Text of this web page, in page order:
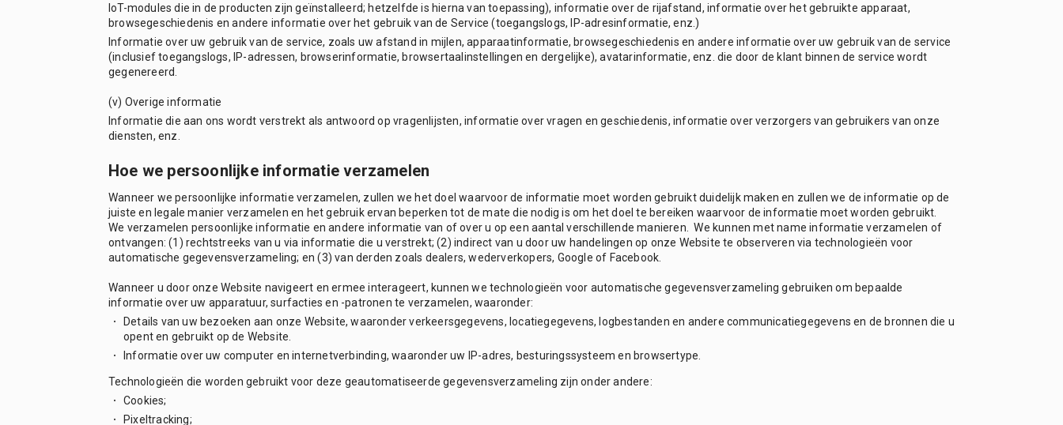
IoT-modules die in de producten zijn geïnstalleerd; hetzelfde is hierna van toepassing), informatie over de rijafstand, informatie over het gebruikte apparaat,
browsegeschiedenis en andere informatie over het gebruik van de Service (toegangslogs, IP-adresinformatie, enz.)
Informatie over uw gebruik van de service, zoals uw afstand in mijlen, apparaatinformatie, browsegeschiedenis en andere informatie over uw gebruik van de service
(inclusief toegangslogs, IP-adressen, browserinformatie, browsertaalinstellingen en dergelijke), avatarinformatie, enz. die door de klant binnen de service wordt
gegenereerd.
(v) Overige informatie
Informatie die aan ons wordt verstrekt als antwoord op vragenlijsten, informatie over vragen en geschiedenis, informatie over verzorgers van gebruikers van onze
diensten, enz.
Hoe we persoonlijke informatie verzamelen
Wanneer we persoonlijke informatie verzamelen, zullen we het doel waarvoor de informatie moet worden gebruikt duidelijk maken en zullen we de informatie op de
juiste en legale manier verzamelen en het gebruik ervan beperken tot de mate die nodig is om het doel te bereiken waarvoor de informatie moet worden gebruikt.
We verzamelen persoonlijke informatie en andere informatie van of over u op een aantal verschillende manieren. We kunnen met name informatie verzamelen of
ontvangen: (1) rechtstreeks van u via informatie die u verstrekt; (2) indirect van u door uw handelingen op onze Website te observeren via technologieën voor
automatische gegevensverzameling; en (3) van derden zoals dealers, wederverkopers, Google of Facebook.
Wanneer u door onze Website navigeert en ermee interageert, kunnen we technologieën voor automatische gegevensverzameling gebruiken om bepaalde
informatie over uw apparatuur, surfacties en -patronen te verzamelen, waaronder:
Details van uw bezoeken aan onze Website, waaronder verkeersgegevens, locatiegegevens, logbestanden en andere communicatiegegevens en de bronnen die u
opent en gebruikt op de Website.
Informatie over uw computer en internetverbinding, waaronder uw IP-adres, besturingssysteem en browsertype.
Technologieën die worden gebruikt voor deze geautomatiseerde gegevensverzameling zijn onder andere:
Cookies;
Pixeltracking;